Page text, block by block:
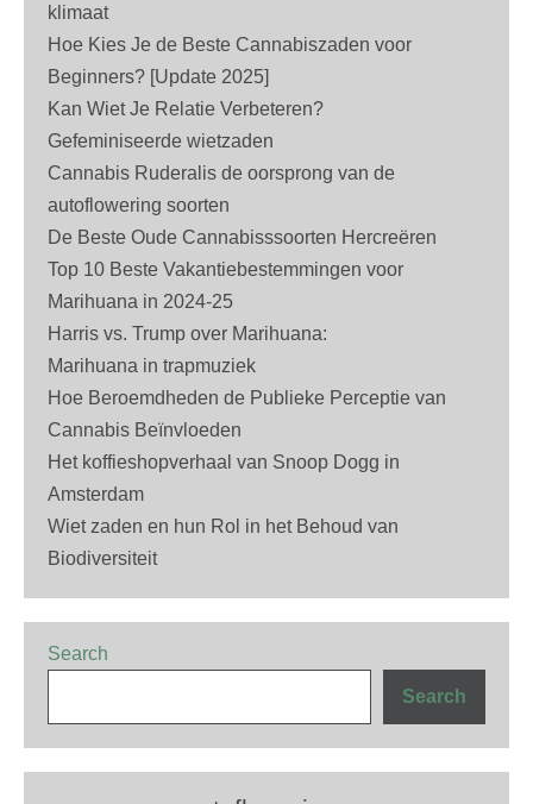
klimaat
Hoe Kies Je de Beste Cannabiszaden voor
Beginners? [Update 2025]
Kan Wiet Je Relatie Verbeteren?
Gefeminiseerde wietzaden
Cannabis Ruderalis de oorsprong van de
autoflowering soorten
De Beste Oude Cannabisssoorten Hercreëren
Top 10 Beste Vakantiebestemmingen voor
Marihuana in 2024-25
Harris vs. Trump over Marihuana:
Marihuana in trapmuziek
Hoe Beroemdheden de Publieke Perceptie van
Cannabis Beïnvloeden
Het koffieshopverhaal van Snoop Dogg in
Amsterdam
Wiet zaden en hun Rol in het Behoud van
Biodiversiteit
Search
Search